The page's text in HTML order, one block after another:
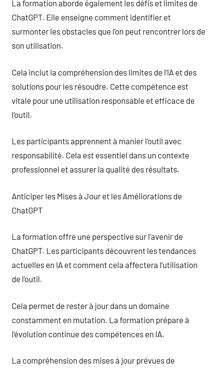
La formation aborde également les défis et limites de
ChatGPT. Elle enseigne comment identifier et
surmonter les obstacles que l’on peut rencontrer lors de
son utilisation.
Cela inclut la compréhension des limites de l’IA et des
solutions pour les résoudre. Cette compétence est
vitale pour une utilisation responsable et efficace de
l’outil.
Les participants apprennent à manier l’outil avec
responsabilité. Cela est essentiel dans un contexte
professionnel et assurer la qualité des résultats.
Anticiper les Mises à Jour et les Améliorations de
ChatGPT
La formation offre une perspective sur l’avenir de
ChatGPT. Les participants découvrent les tendances
actuelles en IA et comment cela affectera l’utilisation
de l’outil.
Cela permet de rester à jour dans un domaine
constamment en mutation. La formation prépare à
l’évolution continue des compétences en IA.
La compréhension des mises à jour prévues de